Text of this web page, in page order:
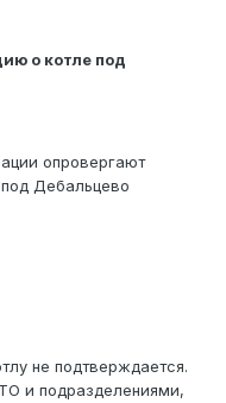
о котле под
опровергают
Дебальцево
не подтверждается.
и подразделениями,